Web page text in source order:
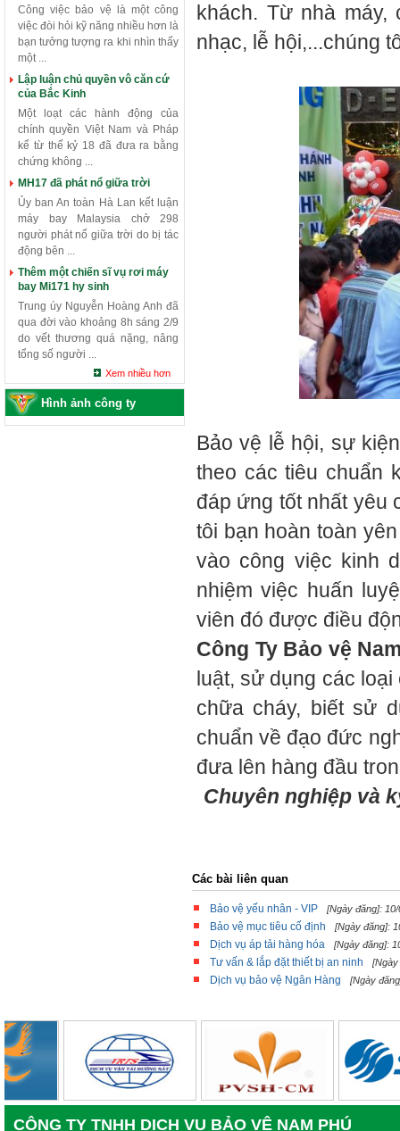
Công việc bảo vệ là một công
việc đòi hỏi kỹ năng nhiều hơn là
bạn tưởng tượng ra khi nhìn thấy
một ...
Lập luận chủ quyền vô căn cứ
của Bắc Kinh
Một loạt các hành động của
chính quyền Việt Nam và Pháp
kể từ thế kỷ 18 đã đưa ra bằng
chứng không ...
MH17 đã phát nổ giữa trời
Ủy ban An toàn Hà Lan kết luận
máy bay Malaysia chở 298
người phát nổ giữa trời do bị tác
động bên ...
Thêm một chiến sĩ vụ rơi máy
bay Mi171 hy sinh
Trung úy Nguyễn Hoàng Anh đã
qua đời vào khoảng 8h sáng 2/9
do vết thương quá nặng, nâng
tổng số người ...
Xem nhiều hơn
Hình ảnh công ty
khách. Từ nhà
nhạc, lễ hội,...chúng
Bảo vệ lễ hội, sự
theo các tiêu chuẩn
đáp ứng tốt nhất yêu
tôi bạn hoàn toàn
vào công việc kinh
nhiệm việc huấn
viên đó được điều
Công Ty Bảo vệ
luật, sử dụng các
chữa cháy, biết sử
chuẩn về đạo đức
đưa lên hàng đầu
Chuyên nghiệp và
Các bài liên quan
Bảo vệ yếu nhân - VIP [Ngày đăng]:
Bảo vệ mục tiêu cố định [Ngày đăng]:
Dịch vụ áp tải hàng hóa [Ngày đăng]:
Tư vấn & lắp đặt thiết bị an ninh [Ngày
Dịch vụ bảo vệ Ngân Hàng [Ngày
CÔNG TY TNHH DỊCH VỤ BẢO VỆ NAM PHÚ